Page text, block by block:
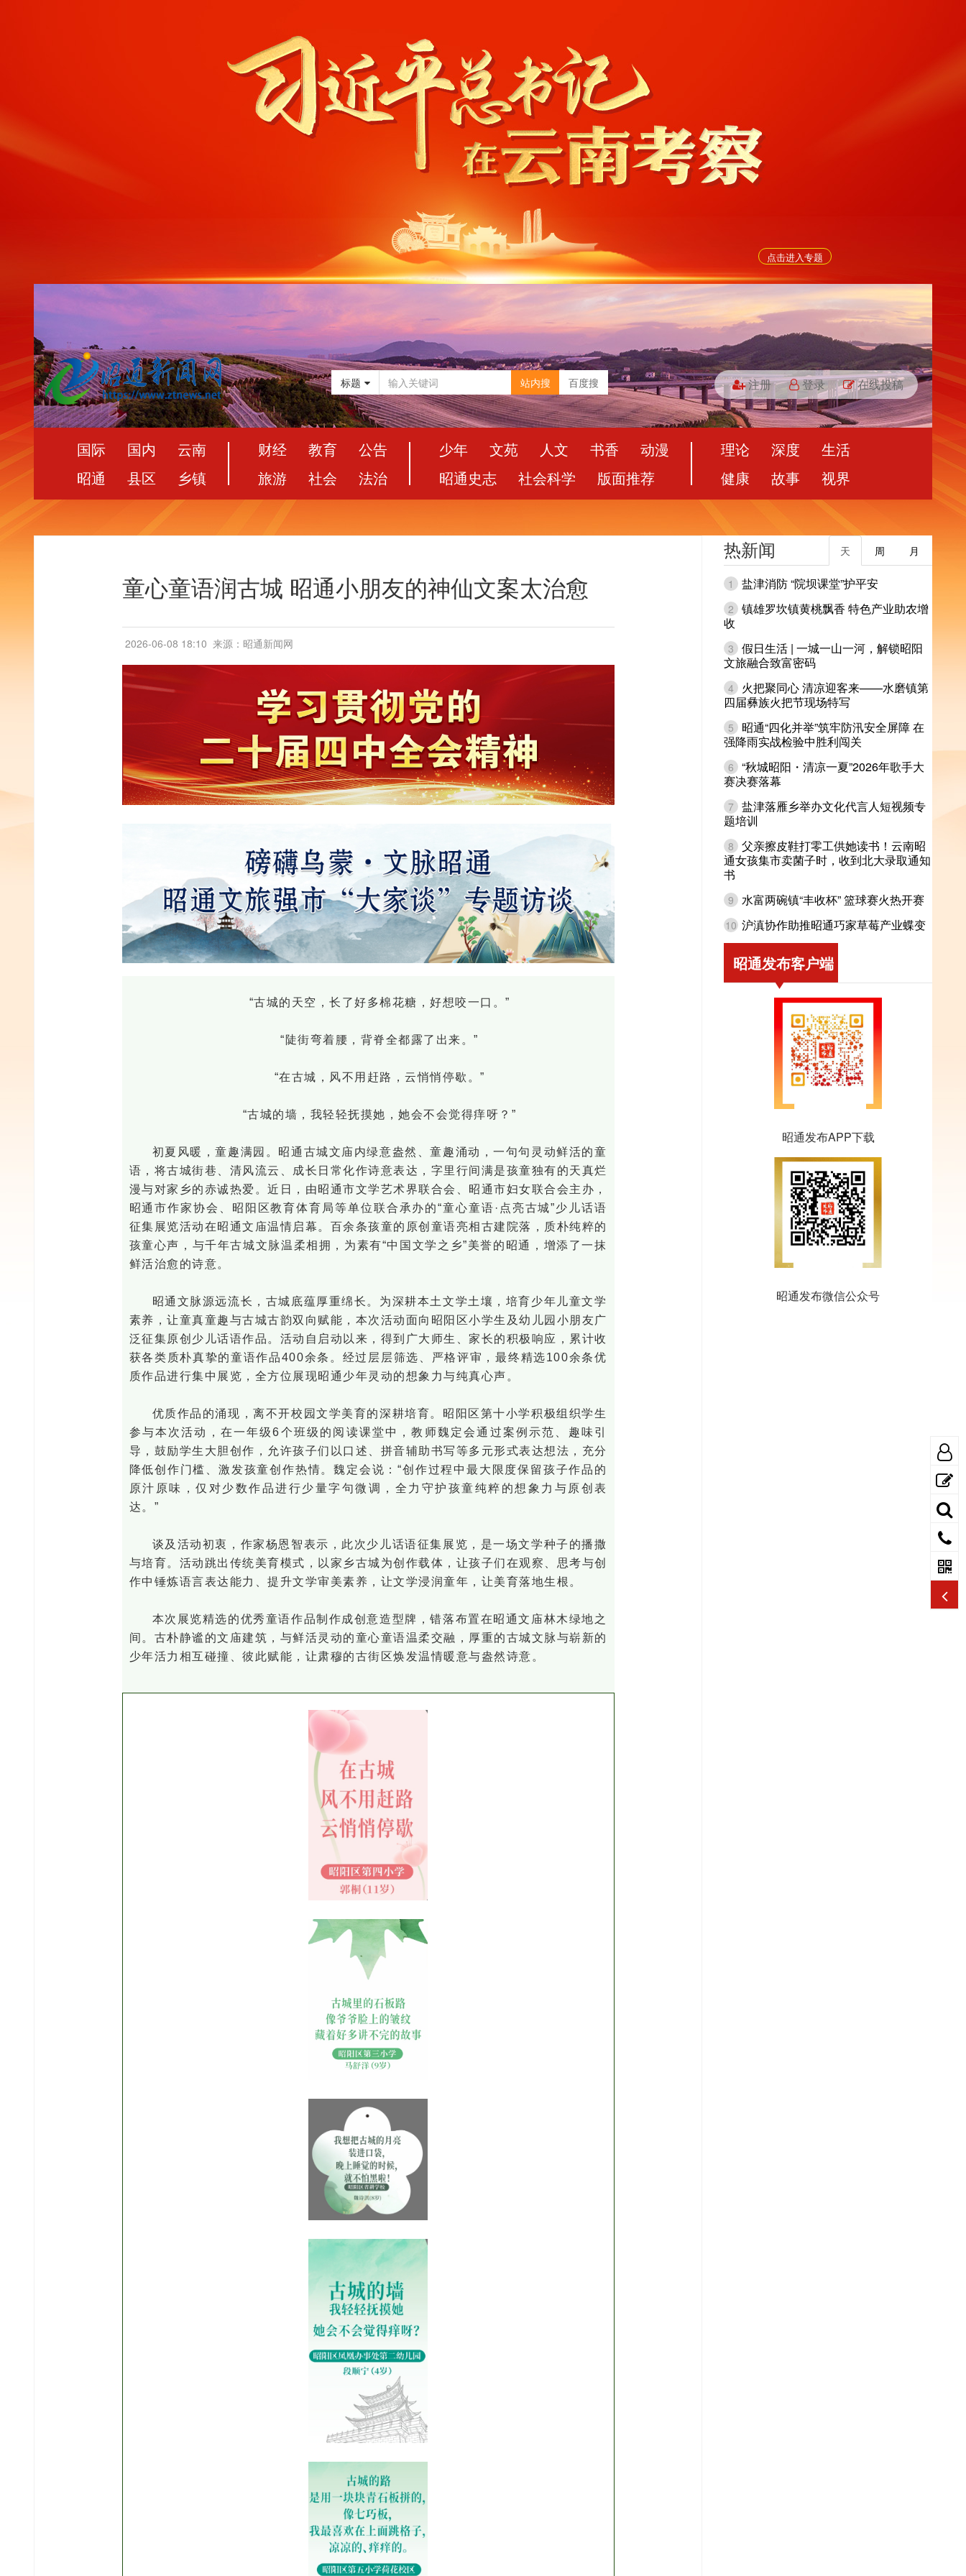
点击进入专题
标题 站内搜 百度搜 注册 登录 在线投稿
国际 国内
云南
昭通
县区 乡镇
财经 教育
公告
旅游
社会 法治
少年 文苑 人文 书香
动漫
昭通史志
社会科学 版面推荐
理论 深度
生活
健康
故事 视界
童心童语润古城 昭通小朋友的神仙文案太治愈
2026-06-08 18:10 来源：昭通新闻网
“古城的天空，长了好多棉花糖，好想咬一口。”
“陡街弯着腰，背脊全都露了出来。”
“在古城，风不用赶路，云悄悄停歇。”
“古城的墙，我轻轻抚摸她，她会不会觉得痒呀？”
初夏风暖，童趣满园。昭通古城文庙内绿意盎然、童趣涌动，一句句灵动鲜活的童
语，将古城街巷、清风流云、成长日常化作诗意表达，字里行间满是孩童独有的天真烂
漫与对家乡的赤诚热爱。近日，由昭通市文学艺术界联合会、昭通市妇女联合会主办，
昭通市作家协会、昭阳区教育体育局等单位联合承办的“童心童语·点亮古城”少儿话语
征集展览活动在昭通文庙温情启幕。百余条孩童的原创童语亮相古建院落，质朴纯粹的
孩童心声，与千年古城文脉温柔相拥，为素有“中国文学之乡”美誉的昭通，增添了一抹
鲜活治愈的诗意。
昭通文脉源远流长，古城底蕴厚重绵长。为深耕本土文学土壤，培育少年儿童文学
素养，让童真童趣与古城古韵双向赋能，本次活动面向昭阳区小学生及幼儿园小朋友广
泛征集原创少儿话语作品。活动自启动以来，得到广大师生、家长的积极响应，累计收
获各类质朴真挚的童语作品400余条。经过层层筛选、严格评审，最终精选100余条优
质作品进行集中展览，全方位展现昭通少年灵动的想象力与纯真心声。
优质作品的涌现，离不开校园文学美育的深耕培育。昭阳区第十小学积极组织学生
参与本次活动，在一年级6个班级的阅读课堂中，教师魏定会通过案例示范、趣味引
导，鼓励学生大胆创作，允许孩子们以口述、拼音辅助书写等多元形式表达想法，充分
降低创作门槛、激发孩童创作热情。魏定会说：“创作过程中最大限度保留孩子作品的
原汁原味，仅对少数作品进行少量字句微调，全力守护孩童纯粹的想象力与原创表
达。”
谈及活动初衷，作家杨恩智表示，此次少儿话语征集展览，是一场文学种子的播撒
与培育。活动跳出传统美育模式，以家乡古城为创作载体，让孩子们在观察、思考与创
作中锤炼语言表达能力、提升文学审美素养，让文学浸润童年，让美育落地生根。
本次展览精选的优秀童语作品制作成创意造型牌，错落布置在昭通文庙林木绿地之
间。古朴静谧的文庙建筑，与鲜活灵动的童心童语温柔交融，厚重的古城文脉与崭新的
少年活力相互碰撞、彼此赋能，让肃穆的古街区焕发温情暖意与盎然诗意。
热新闻 月
周
天
1 盐津消防 “院坝课堂”护平安
2 镇雄罗坎镇黄桃飘香 特色产业助农增
收
3 假日生活 | 一城一山一河，解锁昭阳
文旅融合致富密码
4
火把聚同心 清凉迎客来——水磨镇第
四届彝族火把节现场特写
5
昭通“四化并举”筑牢防汛安全屏障 在
强降雨实战检验中胜利闯关
6 “秋城昭阳・清凉一夏”2026年歌手大
赛决赛落幕
7 盐津落雁乡举办文化代言人短视频专
题培训
8 父亲擦皮鞋打零工供她读书！云南昭
通女孩集市卖菌子时，收到北大录取通知
书
9 水富两碗镇“丰收杯” 篮球赛火热开赛
10 沪滇协作助推昭通巧家草莓产业蝶变
昭通发布客户端
昭通发布APP下载
昭通发布微信公众号